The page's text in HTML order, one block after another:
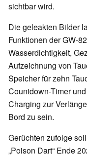
sichtbar wird.
Die geleakten Bilder
Funktionen der GW-
Wasserdichtigkeit,
Aufzeichnung von
Speicher für zehn
Countdown-Timer
Charging zur
Bord zu sein.
Gerüchten zufolge
„Poison Dart“ Ende